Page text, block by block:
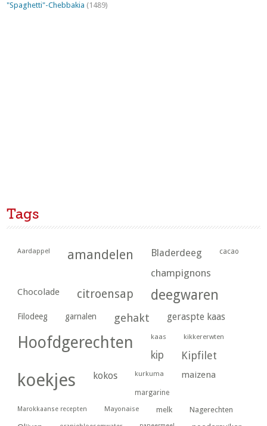
"Spaghetti"-Chebbakia (1489)
Tags
Aardappel amandelen Bladerdeeg cacao
champignons
Chocolade citroensap deegwaren
Filodeeg garnalen gehakt geraspte kaas
Hoofdgerechten kaas kikkererwten
kip Kipfilet
koekjes kokos kurkuma maizena
margarine
Marokkaanse recepten Mayonaise melk Nagerechten